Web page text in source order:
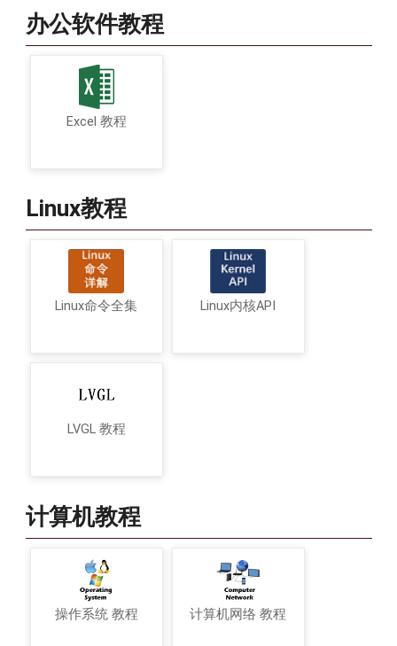
办公软件教程
Excel 教程
Linux教程
Linux命令全集 Linux内核API
LVGL 教程
计算机教程
操作系统 教程 计算机网络 教程